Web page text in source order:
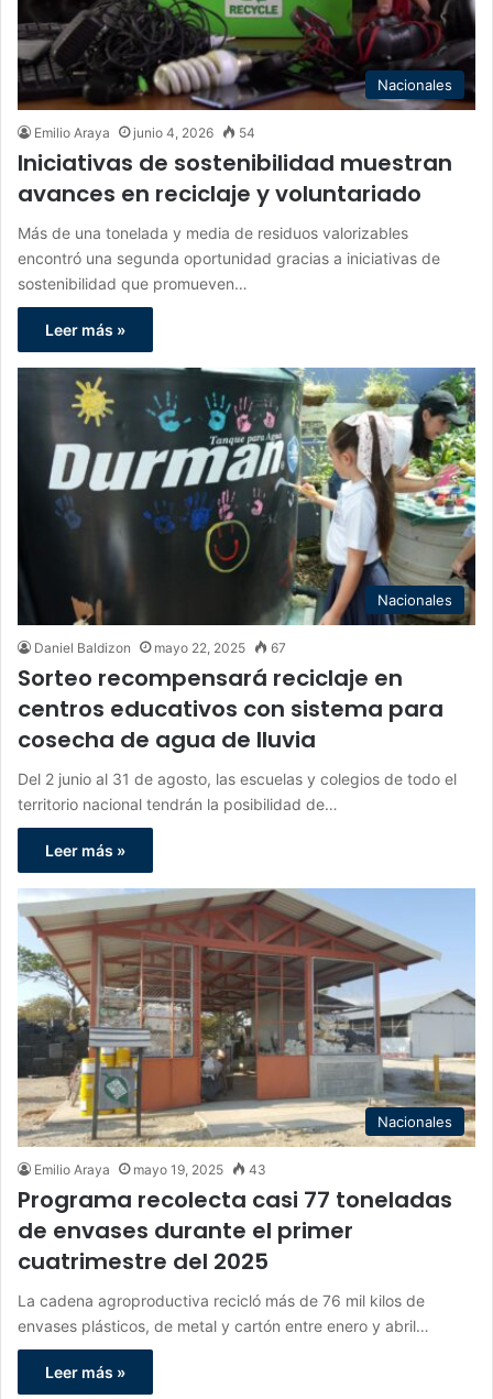
Nacionales
Emilio Araya junio 4, 2026 54
Iniciativas de sostenibilidad muestran
avances en reciclaje y voluntariado
Más de una tonelada y media de residuos valorizables
encontró una segunda oportunidad gracias a iniciativas de
sostenibilidad que promueven…
Leer más »
Nacionales
Daniel Baldizon mayo 22, 2025 67
Sorteo recompensará reciclaje en
centros educativos con sistema para
cosecha de agua de lluvia
Del 2 junio al 31 de agosto, las escuelas y colegios de todo el
territorio nacional tendrán la posibilidad de…
Leer más »
Nacionales
Emilio Araya mayo 19, 2025 43
Programa recolecta casi 77 toneladas
de envases durante el primer
cuatrimestre del 2025
La cadena agroproductiva recicló más de 76 mil kilos de
envases plásticos, de metal y cartón entre enero y abril…
Leer más »